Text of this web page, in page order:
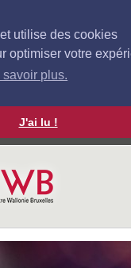
utilise des cookies
optimiser votre
savoir plus.
J'ai lu !